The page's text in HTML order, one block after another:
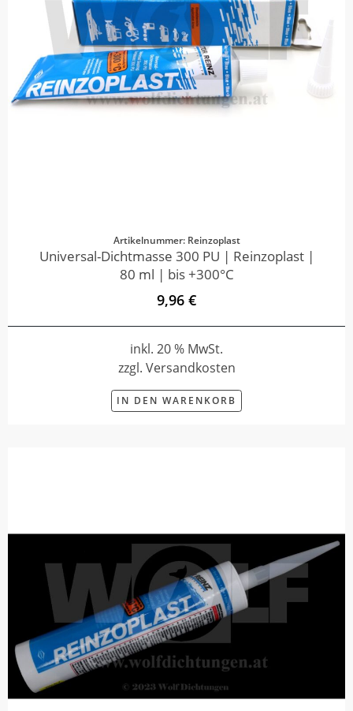
Artikelnummer: Reinzoplast
Universal-Dichtmasse 300 PU | Reinzoplast |
80 ml | bis +300°C
9,96 €
inkl. 20 % MwSt.
zzgl. Versandkosten
IN DEN WARENKORB